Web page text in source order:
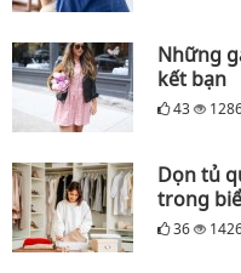
Những
kết bạn
43
Dọn tủ
trong
36